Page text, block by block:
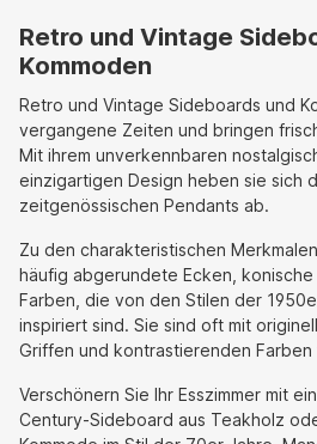
Retro und Vintage
Kommoden
Retro und Vintage Sideboards und
vergangene Zeiten und bringen
Mit ihrem unverkennbaren
einzigartigen Design heben sie sich
zeitgenössischen Pendants ab.
Zu den charakteristischen
häufig abgerundete Ecken,
Farben, die von den Stilen der
inspiriert sind. Sie sind oft mit
Griffen und kontrastierenden
Verschönern Sie Ihr Esszimmer mit
Century-Sideboard aus Teakholz